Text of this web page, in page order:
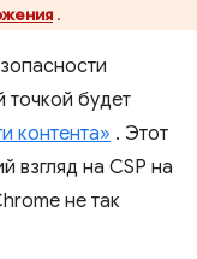
.
точкой будет
контента» . Этот
взгляд на CSP на
не так